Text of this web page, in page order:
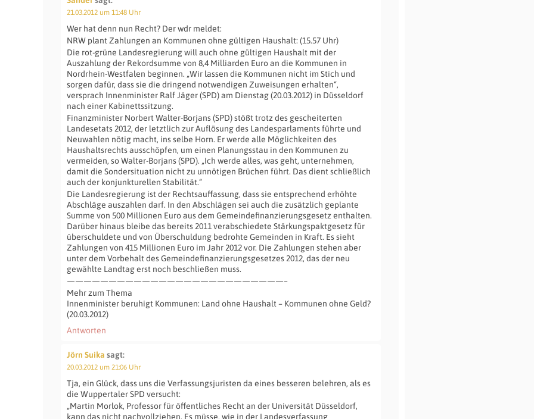
21.03.2012 um 11:48 Uhr
Wer hat denn nun Recht? Der wdr meldet:
NRW plant Zahlungen an Kommunen ohne gültigen Haushalt: (15.57 Uhr)
Die rot-grüne Landesregierung will auch ohne gültigen Haushalt mit der
Auszahlung der Rekordsumme von 8,4 Milliarden Euro an die Kommunen in
Nordrhein-Westfalen beginnen. „Wir lassen die Kommunen nicht im Stich und
sorgen dafür, dass sie die dringend notwendigen Zuweisungen erhalten“,
versprach Innenminister Ralf Jäger (SPD) am Dienstag (20.03.2012) in Düsseldorf
nach einer Kabinettssitzung.
Finanzminister Norbert Walter-Borjans (SPD) stößt trotz des gescheiterten
Landesetats 2012, der letztlich zur Auflösung des Landesparlaments führte und
Neuwahlen nötig macht, ins selbe Horn. Er werde alle Möglichkeiten des
Haushaltsrechts ausschöpfen, um einen Planungsstau in den Kommunen zu
vermeiden, so Walter-Borjans (SPD). „Ich werde alles, was geht, unternehmen,
damit die Sondersituation nicht zu unnötigen Brüchen führt. Das dient schließlich
auch der konjunkturellen Stabilität.“
Die Landesregierung ist der Rechtsauffassung, dass sie entsprechend erhöhte
Abschläge auszahlen darf. In den Abschlägen sei auch die zusätzlich geplante
Summe von 500 Millionen Euro aus dem Gemeindefinanzierungsgesetz enthalten.
Darüber hinaus bleibe das bereits 2011 verabschiedete Stärkungspaktgesetz für
überschuldete und von Überschuldung bedrohte Gemeinden in Kraft. Es sieht
Zahlungen von 415 Millionen Euro im Jahr 2012 vor. Die Zahlungen stehen aber
unter dem Vorbehalt des Gemeindefinanzierungsgesetzes 2012, das der neu
gewählte Landtag erst noch beschließen muss.
——————————————————————————–
Mehr zum Thema
Innenminister beruhigt Kommunen: Land ohne Haushalt – Kommunen ohne Geld?
(20.03.2012)
Antworten
Jörn Suika sagt:
20.03.2012 um 21:06 Uhr
Tja, ein Glück, dass uns die Verfassungsjuristen da eines besseren belehren, als es
die Wuppertaler SPD versucht:
„Martin Morlok, Professor für öffentliches Recht an der Universität Düsseldorf,
kann das nicht nachvollziehen. Es müsse, wie in der Landesverfassung